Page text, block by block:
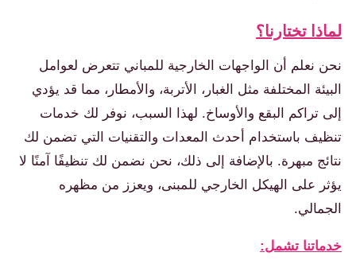
لماذا تختارنا؟
نحن نعلم أن الواجهات الخارجية للمباني تتعرض لعوامل
البيئة المختلفة مثل الغبار، الأتربة، والأمطار، مما قد يؤدي
إلى تراكم البقع والأوساخ. لهذا السبب، نوفر لك خدمات
تنظيف باستخدام أحدث المعدات والتقنيات التي تضمن لك
نتائج مبهرة. بالإضافة إلى ذلك، نحن نضمن لك تنظيفًا آمنًا لا
يؤثر على الهيكل الخارجي للمبنى، ويعزز من مظهره
الجمالي.
خدماتنا تشمل: